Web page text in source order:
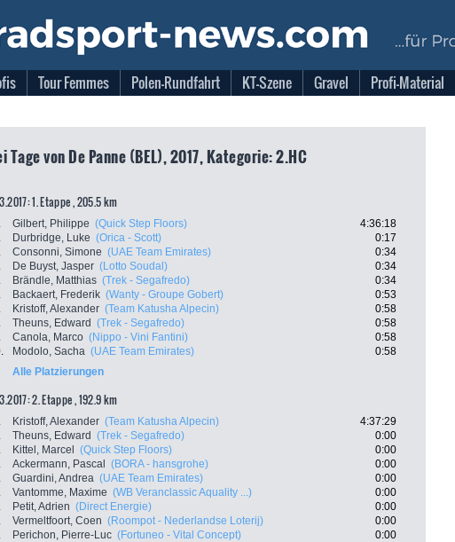
Tour Femmes Polen-Rundfahrt KT-Szene Gravel Profi-Material
Tage von De Panne (BEL), 2017, Kategorie: 2.HC
1. Etappe , 205.5 km
Gilbert, Philippe (Quick Step Floors)
4:36:18
Durbridge, Luke (Orica - Scott)
0:17
Consonni, Simone (UAE Team Emirates)
0:34
De Buyst, Jasper (Lotto Soudal)
0:34
Brändle, Matthias (Trek - Segafredo)
0:34
Backaert, Frederik (Wanty - Groupe Gobert)
0:53
Kristoff, Alexander (Team Katusha Alpecin)
0:58
Theuns, Edward (Trek - Segafredo)
0:58
Canola, Marco (Nippo - Vini Fantini)
0:58
Modolo, Sacha (UAE Team Emirates)
0:58
Alle Platzierungen
2. Etappe , 192.9 km
Kristoff, Alexander (Team Katusha Alpecin)
4:37:29
Theuns, Edward (Trek - Segafredo)
0:00
Kittel, Marcel (Quick Step Floors)
0:00
Ackermann, Pascal (BORA - hansgrohe)
0:00
Guardini, Andrea (UAE Team Emirates)
0:00
Vantomme, Maxime (WB Veranclassic Aquality ...)
0:00
Petit, Adrien (Direct Energie)
0:00
Vermeltfoort, Coen (Roompot - Nederlandse Loterij)
0:00
Perichon, Pierre-Luc (Fortuneo - Vital Concept)
0:00